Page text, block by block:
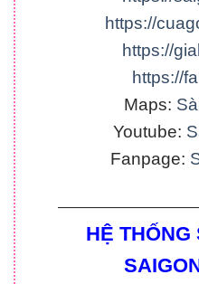
https://
https://
https://
Maps:
Youtube:
Fanpage:
HỆ THỐNG